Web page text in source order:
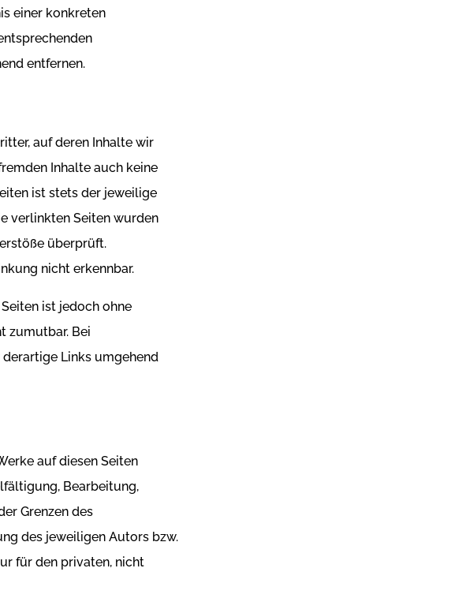
einer konkreten
entfernen.
auf deren Inhalte wir
Inhalte auch keine
ist stets der jeweilige
verlinkten Seiten wurden
überprüft.
nicht erkennbar.
ist jedoch ohne
zumutbar. Bei
Links umgehend
auf diesen Seiten
Bearbeitung,
Grenzen des
des jeweiligen Autors bzw.
für den privaten, nicht